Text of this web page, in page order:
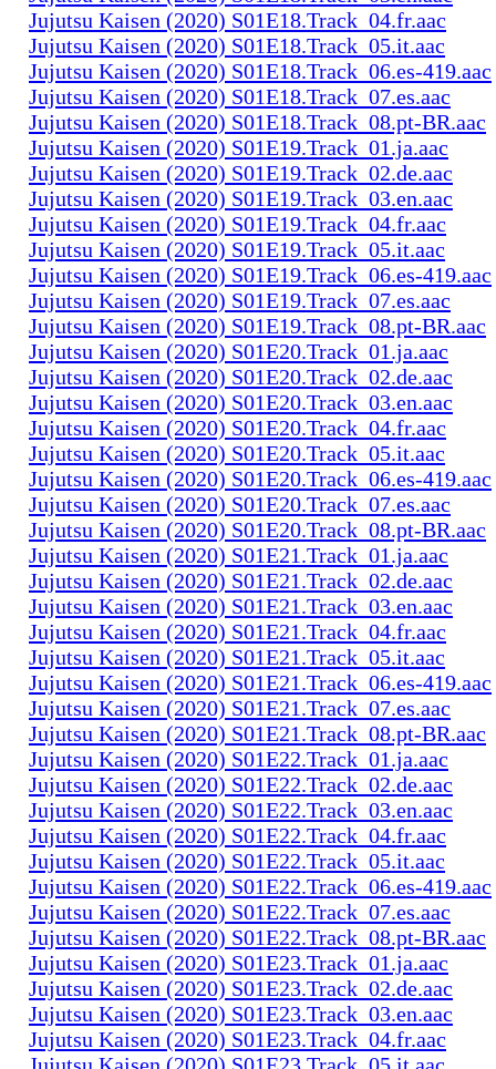
Jujutsu Kaisen (2020) S01E18.Track_04.fr.aac
Jujutsu Kaisen (2020) S01E18.Track_05.it.aac
Jujutsu Kaisen (2020) S01E18.Track_06.es-419.aac
Jujutsu Kaisen (2020) S01E18.Track_07.es.aac
Jujutsu Kaisen (2020) S01E18.Track_08.pt-BR.aac
Jujutsu Kaisen (2020) S01E19.Track_01.ja.aac
Jujutsu Kaisen (2020) S01E19.Track_02.de.aac
Jujutsu Kaisen (2020) S01E19.Track_03.en.aac
Jujutsu Kaisen (2020) S01E19.Track_04.fr.aac
Jujutsu Kaisen (2020) S01E19.Track_05.it.aac
Jujutsu Kaisen (2020) S01E19.Track_06.es-419.aac
Jujutsu Kaisen (2020) S01E19.Track_07.es.aac
Jujutsu Kaisen (2020) S01E19.Track_08.pt-BR.aac
Jujutsu Kaisen (2020) S01E20.Track_01.ja.aac
Jujutsu Kaisen (2020) S01E20.Track_02.de.aac
Jujutsu Kaisen (2020) S01E20.Track_03.en.aac
Jujutsu Kaisen (2020) S01E20.Track_04.fr.aac
Jujutsu Kaisen (2020) S01E20.Track_05.it.aac
Jujutsu Kaisen (2020) S01E20.Track_06.es-419.aac
Jujutsu Kaisen (2020) S01E20.Track_07.es.aac
Jujutsu Kaisen (2020) S01E20.Track_08.pt-BR.aac
Jujutsu Kaisen (2020) S01E21.Track_01.ja.aac
Jujutsu Kaisen (2020) S01E21.Track_02.de.aac
Jujutsu Kaisen (2020) S01E21.Track_03.en.aac
Jujutsu Kaisen (2020) S01E21.Track_04.fr.aac
Jujutsu Kaisen (2020) S01E21.Track_05.it.aac
Jujutsu Kaisen (2020) S01E21.Track_06.es-419.aac
Jujutsu Kaisen (2020) S01E21.Track_07.es.aac
Jujutsu Kaisen (2020) S01E21.Track_08.pt-BR.aac
Jujutsu Kaisen (2020) S01E22.Track_01.ja.aac
Jujutsu Kaisen (2020) S01E22.Track_02.de.aac
Jujutsu Kaisen (2020) S01E22.Track_03.en.aac
Jujutsu Kaisen (2020) S01E22.Track_04.fr.aac
Jujutsu Kaisen (2020) S01E22.Track_05.it.aac
Jujutsu Kaisen (2020) S01E22.Track_06.es-419.aac
Jujutsu Kaisen (2020) S01E22.Track_07.es.aac
Jujutsu Kaisen (2020) S01E22.Track_08.pt-BR.aac
Jujutsu Kaisen (2020) S01E23.Track_01.ja.aac
Jujutsu Kaisen (2020) S01E23.Track_02.de.aac
Jujutsu Kaisen (2020) S01E23.Track_03.en.aac
Jujutsu Kaisen (2020) S01E23.Track_04.fr.aac